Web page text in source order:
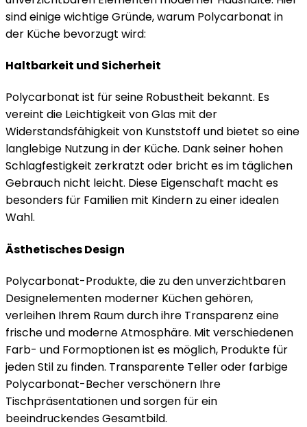
sind einige wichtige Gründe, warum Polycarbonat in
der Küche bevorzugt wird:
Haltbarkeit und Sicherheit
Polycarbonat ist für seine Robustheit bekannt. Es
vereint die Leichtigkeit von Glas mit der
Widerstandsfähigkeit von Kunststoff und bietet so eine
langlebige Nutzung in der Küche. Dank seiner hohen
Schlagfestigkeit zerkratzt oder bricht es im täglichen
Gebrauch nicht leicht. Diese Eigenschaft macht es
besonders für Familien mit Kindern zu einer idealen
Wahl.
Ästhetisches Design
Polycarbonat-Produkte, die zu den unverzichtbaren
Designelementen moderner Küchen gehören,
verleihen Ihrem Raum durch ihre Transparenz eine
frische und moderne Atmosphäre. Mit verschiedenen
Farb- und Formoptionen ist es möglich, Produkte für
jeden Stil zu finden. Transparente Teller oder farbige
Polycarbonat-Becher verschönern Ihre
Tischpräsentationen und sorgen für ein
beeindruckendes Gesamtbild.